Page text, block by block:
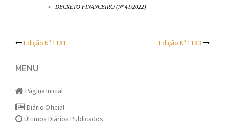
DECRETO FINANCEIRO (Nº 41/2022)
Post
navigation
Edição Nº 1181 Edição Nº 1183
MENU
Página Inicial
Diário Oficial
Últimos Diários Publicados